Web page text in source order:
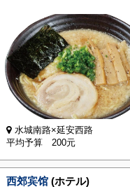
水城南路×延安西路
平均予算 200元
西郊宾馆 (ホテル)